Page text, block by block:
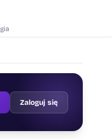
Zaloguj się